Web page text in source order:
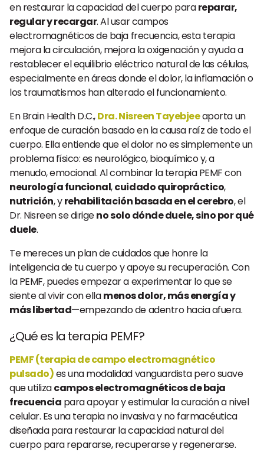
en restaurar la capacidad del cuerpo parareparar,
regular y recargar. Al usar campos
electromagnéticos de baja frecuencia, esta terapia
mejora la circulación, mejora la oxigenación y ayuda a
restablecer el equilibrio eléctrico natural de las células,
especialmente en áreas donde el dolor, la inflamación o
los traumatismos han alterado el funcionamiento.
En Brain Health D.C.,Dra. Nisreen Tayebjeeaporta un
enfoque de curación basado en la causa raíz de todo el
cuerpo. Ella entiende que el dolor no es simplemente un
problema físico: es neurológico, bioquímico y, a
menudo, emocional. Al combinar la terapia PEMF con
neurología funcional,cuidado quiropráctico,
nutrición, yrehabilitación basada en el cerebro, el
Dr. Nisreen se dirigeno solo dónde duele, sino por qué
duele.
Te mereces un plan de cuidados que honre la
inteligencia de tu cuerpo y apoye su recuperación. Con
la PEMF, puedes empezar a experimentar lo que se
siente al vivir con ellamenos dolor, más energía y
más libertad—empezando de adentro hacia afuera.
¿Qué es la terapia PEMF?
PEMF (terapia de campo electromagnético
pulsado)es una modalidad vanguardista pero suave
que utilizacampos electromagnéticos de baja
frecuencia para apoyar y estimular la curación a nivel
celular. Es una terapia no invasiva y no farmacéutica
diseñada para restaurar la capacidad natural del
cuerpo para repararse, recuperarse y regenerarse.